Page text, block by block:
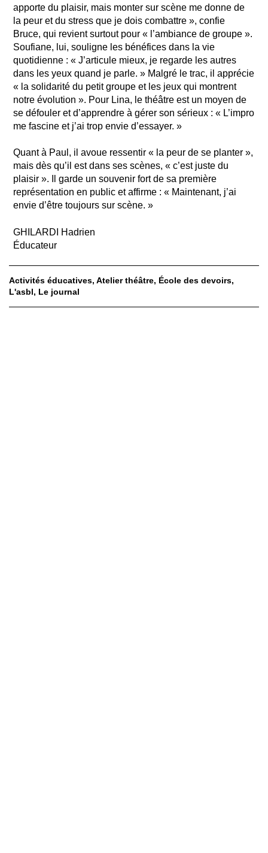
apporte du plaisir, mais monter sur scène me donne de
la peur et du stress que je dois combattre », confie
Bruce, qui revient surtout pour « l’ambiance de groupe ».
Soufiane, lui, souligne les bénéfices dans la vie
quotidienne : « J’articule mieux, je regarde les autres
dans les yeux quand je parle. » Malgré le trac, il apprécie
« la solidarité du petit groupe et les jeux qui montrent
notre évolution ». Pour Lina, le théâtre est un moyen de
se défouler et d’apprendre à gérer son sérieux : « L’impro
me fascine et j’ai trop envie d’essayer. »
Quant à Paul, il avoue ressentir « la peur de se planter »,
mais dès qu’il est dans ses scènes, « c’est juste du
plaisir ». Il garde un souvenir fort de sa première
représentation en public et affirme : « Maintenant, j’ai
envie d’être toujours sur scène. »
GHILARDI Hadrien
Éducateur
Activités éducatives Atelier théâtre École des devoirs
L'asbl
Le journal